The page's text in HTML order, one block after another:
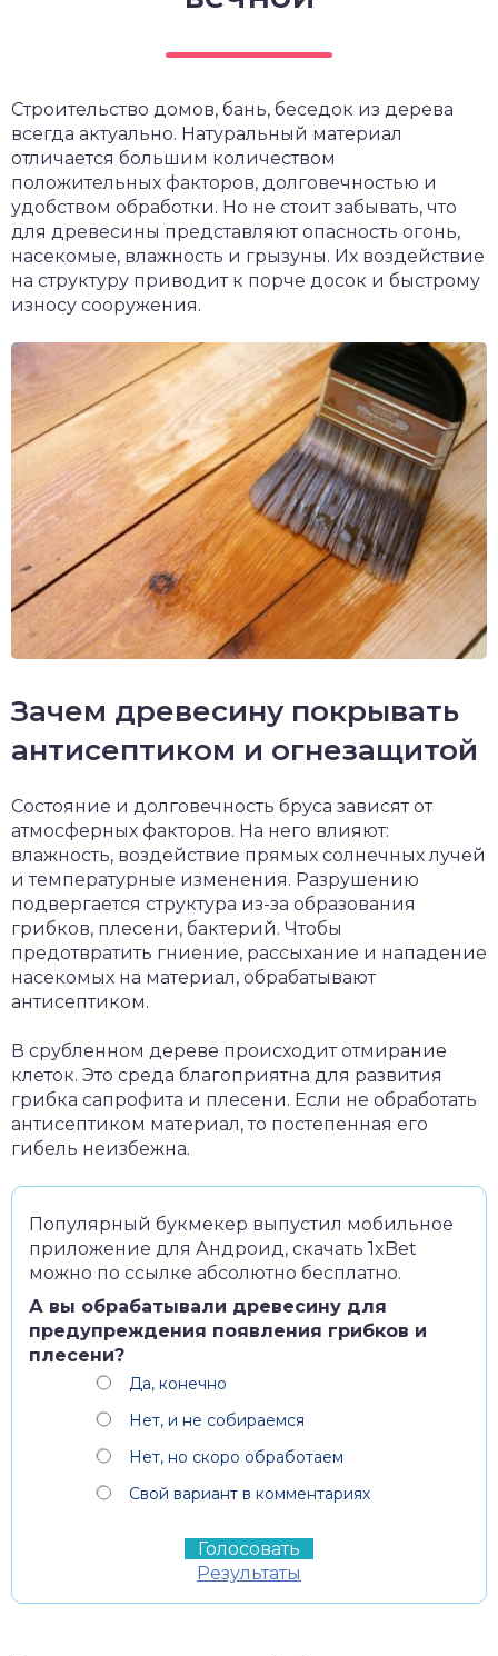
Строительство домов, бань, беседок из дерева
всегда актуально. Натуральный материал
отличается большим количеством
положительных факторов, долговечностью и
удобством обработки. Но не стоит забывать, что
для древесины представляют опасность огонь,
насекомые, влажность и грызуны. Их воздействие
на структуру приводит к порче досок и быстрому
износу сооружения.
Зачем древесину покрывать
антисептиком и огнезащитой
Состояние и долговечность бруса зависят от
атмосферных факторов. На него влияют:
влажность, воздействие прямых солнечных лучей
и температурные изменения. Разрушению
подвергается структура из-за образования
грибков, плесени, бактерий. Чтобы
предотвратить гниение, рассыхание и нападение
насекомых на материал, обрабатывают
антисептиком.
В срубленном дереве происходит отмирание
клеток. Это среда благоприятна для развития
грибка сапрофита и плесени. Если не обработать
антисептиком материал, то постепенная его
гибель неизбежна.
Популярный букмекер выпустил мобильное
приложение для Андроид, скачать 1xBet
можно по ссылке абсолютно бесплатно.
А вы обрабатывали древесину для
предупреждения появления грибков и
плесени?
Да, конечно
Нет, и не собираемся
Нет, но скоро обработаем
Свой вариант в комментариях
Результаты